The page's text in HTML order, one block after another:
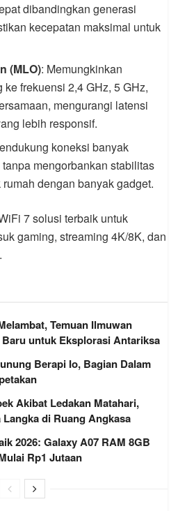
dibandingkan generasi
kecepatan maksimal untuk
(MLO): Memungkinkan
frekuensi 2,4 GHz, 5 GHz,
mengurangi latensi
lebih responsif.
koneksi banyak
mengorbankan stabilitas
dengan banyak gadget.
7 solusi terbaik untuk
gaming, streaming 4K/8K, dan
Temuan Ilmuwan
untuk Eksplorasi Antariksa
Berapi Io, Bagian Dalam
Akibat Ledakan Matahari,
di Ruang Angkasa
2026: Galaxy A07 RAM 8GB
Rp1 Jutaan